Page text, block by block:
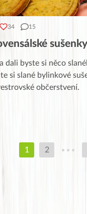
34 15
dali byste si něco
si slané bylinkové
občerstvení.
1 2